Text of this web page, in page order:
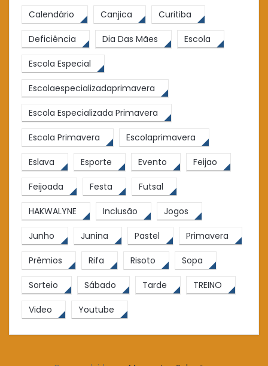
Calendário Canjica Curitiba
Deficiência Dia Das Mães Escola
Escola Especial
Escolaespecializadaprimavera
Escola Especializada Primavera
Escola Primavera Escolaprimavera
Eslava Esporte Evento Feijao
Feijoada Festa Futsal
HAKWALYNE Inclusão Jogos
Junho Junina Pastel Primavera
Prêmios Rifa Risoto Sopa
Sorteio Sábado Tarde TREINO
Video Youtube